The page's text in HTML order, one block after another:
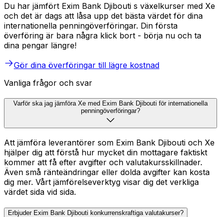
Du har jämfört Exim Bank Djibouti s växelkurser med Xe
och det är dags att låsa upp det bästa värdet för dina
internationella penningöverföringar. Din första
överföring är bara några klick bort - börja nu och ta
dina pengar längre!
Gör dina överföringar till lägre kostnad
Vanliga frågor och svar
Varför ska jag jämföra Xe med Exim Bank Djibouti för internationella
penningöverföringar?
Att jämföra leverantörer som Exim Bank Djibouti och Xe
hjälper dig att förstå hur mycket din mottagare faktiskt
kommer att få efter avgifter och valutakursskillnader.
Även små ränteändringar eller dolda avgifter kan kosta
dig mer. Vårt jämförelseverktyg visar dig det verkliga
värdet sida vid sida.
Erbjuder Exim Bank Djibouti konkurrenskraftiga valutakurser?